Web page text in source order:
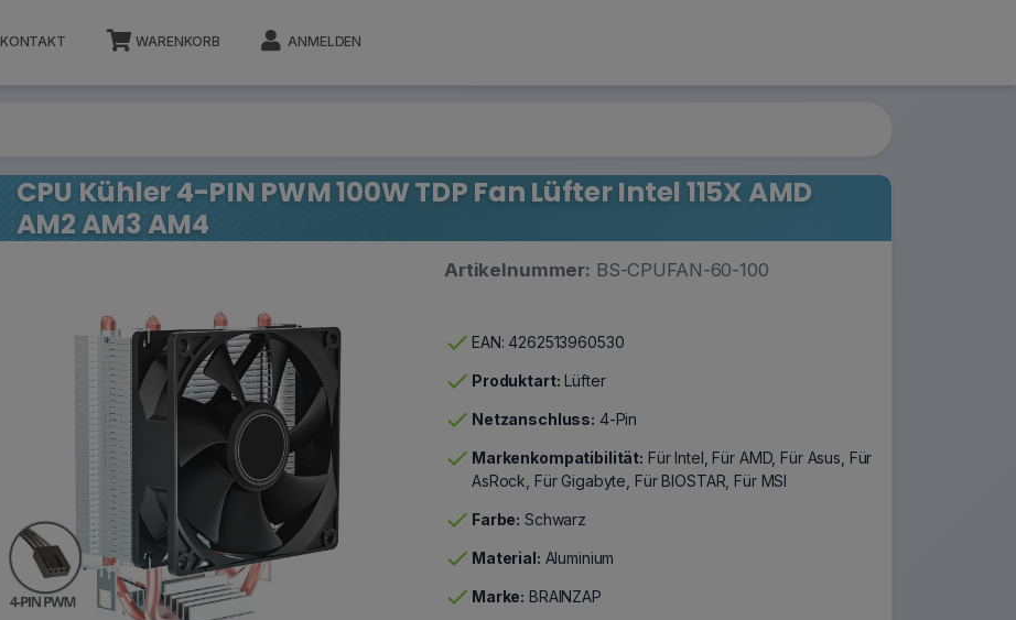
KONTAKT WARENKORB ANMELDEN
CPU Kühler 4-PIN PWM 100W TDP Fan Lüfter Intel 115X AMD
AM2 AM3 AM4
Artikelnummer: BS-CPUFAN-60-100
check EAN: 4262513960530
check Produktart: Lüfter
check Netzanschluss: 4-Pin
check Markenkompatibilität: Für Intel, Für AMD, Für Asus, Für
AsRock, Für Gigabyte, Für BIOSTAR, Für MSI
check Farbe: Schwarz
check Material: Aluminium
check Marke: BRAINZAP